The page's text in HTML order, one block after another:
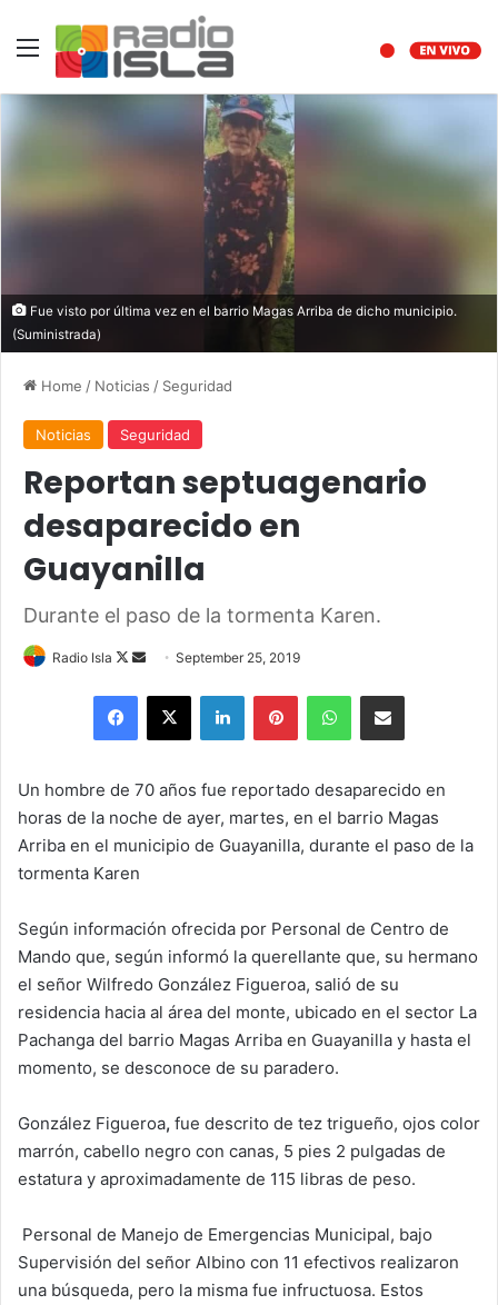
Menu
Fue visto por última vez en el barrio Magas Arriba de dicho municipio.
(Suministrada)
Home / Noticias / Seguridad
Noticias Seguridad
Reportan septuagenario
desaparecido en
Guayanilla
Durante el paso de la tormenta Karen.
Radio Isla
Follow
Send
email
September 25, 2019
Facebook
X LinkedInPinterestWhatsAppShare via Email
Un hombre de 70 años fue reportado desaparecido en
horas de la noche de ayer, martes, en el barrio Magas
Arriba en el municipio de Guayanilla, durante el paso de la
tormenta Karen
Según información ofrecida por Personal de Centro de
Mando que, según informó la querellante que, su hermano
el señor Wilfredo González Figueroa, salió de su
residencia hacia al área del monte, ubicado en el sector La
Pachanga del barrio Magas Arriba en Guayanilla y hasta el
momento, se desconoce de su paradero.
González Figueroa, fue descrito de tez trigueño, ojos color
marrón, cabello negro con canas, 5 pies 2 pulgadas de
estatura y aproximadamente de 115 libras de peso.
Personal de Manejo de Emergencias Municipal, bajo
Supervisión del señor Albino con 11 efectivos realizaron
una búsqueda, pero la misma fue infructuosa. Estos